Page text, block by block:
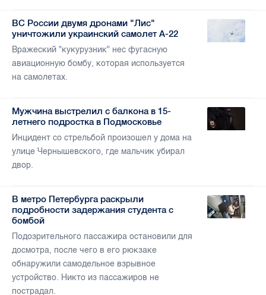
ВС России двумя дронами "Лис"
уничтожили украинский самолет А-22
Вражеский "кукурузник" нес фугасную
авиационную бомбу, которая используется
на самолетах.
Мужчина выстрелил с балкона в 15-
летнего подростка в Подмосковье
Инцидент со стрельбой произошел у дома на
улице Чернышевского, где мальчик убирал
двор.
В метро Петербурга раскрыли
подробности задержания студента с
бомбой
Подозрительного пассажира остановили для
досмотра, после чего в его рюкзаке
обнаружили самодельное взрывное
устройство. Никто из пассажиров не
пострадал.